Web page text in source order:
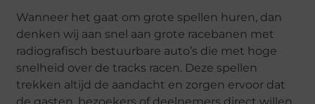
Wanneer het gaat om grote spellen huren, dan
denken wij aan snel aan grote racebanen met
radiografisch bestuurbare auto’s die met hoge
snelheid over de tracks racen. Deze spellen
trekken altijd de aandacht en zorgen ervoor dat